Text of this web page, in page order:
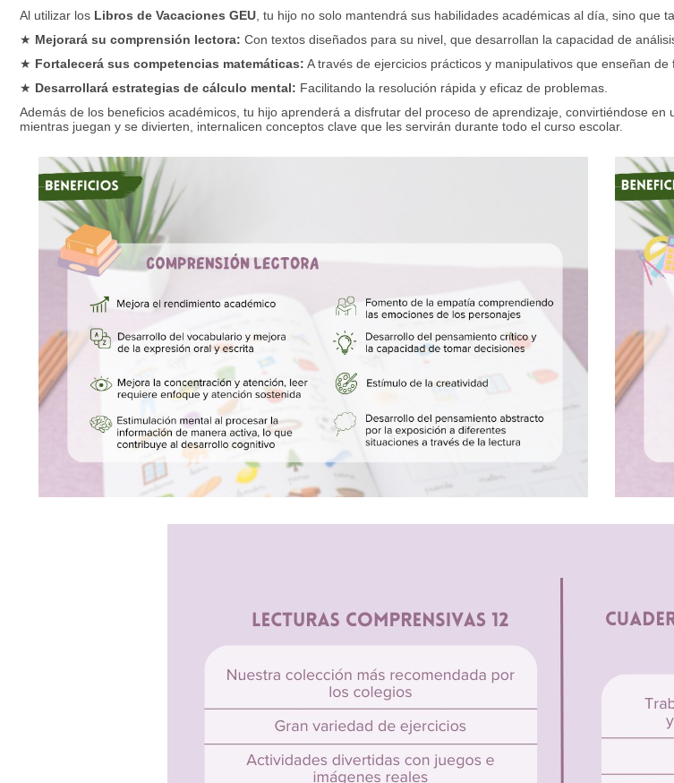
Al utilizar los Libros de Vacaciones GEU, tu hijo no solo mantendrá sus habilidades académicas al día, sino que
★ Mejorará su comprensión lectora: Con textos diseñados para su nivel, que desarrollan la capacidad de
★ Fortalecerá sus competencias matemáticas: A través de ejercicios prácticos y manipulativos que enseñan de
★ Desarrollará estrategias de cálculo mental: Facilitando la resolución rápida y eficaz de problemas.
Además de los beneficios académicos, tu hijo aprenderá a disfrutar del proceso de aprendizaje, convirtiéndose
mientras juegan y se divierten, internalicen conceptos clave que les servirán durante todo el curso escolar.